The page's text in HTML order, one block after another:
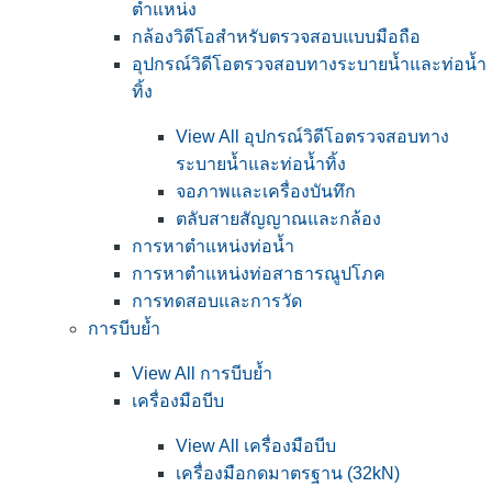
ตำแหน่ง
กล้องวิดีโอสำหรับตรวจสอบแบบมือถือ
อุปกรณ์วิดีโอตรวจสอบทางระบายน้ำและท่อน้ำ
ทิ้ง
View All อุปกรณ์วิดีโอตรวจสอบทาง
ระบายน้ำและท่อน้ำทิ้ง
จอภาพและเครื่องบันทึก
ตลับสายสัญญาณและกล้อง
การหาตำแหน่งท่อน้ำ
การหาตำแหน่งท่อสาธารณูปโภค
การทดสอบและการวัด
การบีบย้ำ
View All การบีบย้ำ
เครื่องมือบีบ
View All เครื่องมือบีบ
เครื่องมือกดมาตรฐาน (32kN)